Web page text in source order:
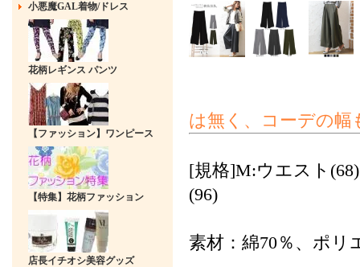
小悪魔GAL着物/ドレス
花柄レギンス パンツ
【ファッション】ワンピース
【特集】花柄ファッション
店長イチオシ美容グッズ
は無く、コーデの
[規格]M:ウエスト
(96)
素材：綿70％、ポリ